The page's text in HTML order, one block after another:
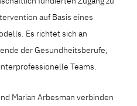
auf Basis eines
Es richtet sich an
der Gesundheitsberufe,
Teams.
Marian Arbesman verbinden